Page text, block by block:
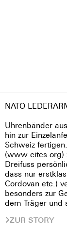
NATO
Uhrenbänder
hin zur
Schweiz
(www.cites.org)
Dreifuss
dass nur
Cordovan etc.)
besonders zur
dem Träger und
ZUR STORY